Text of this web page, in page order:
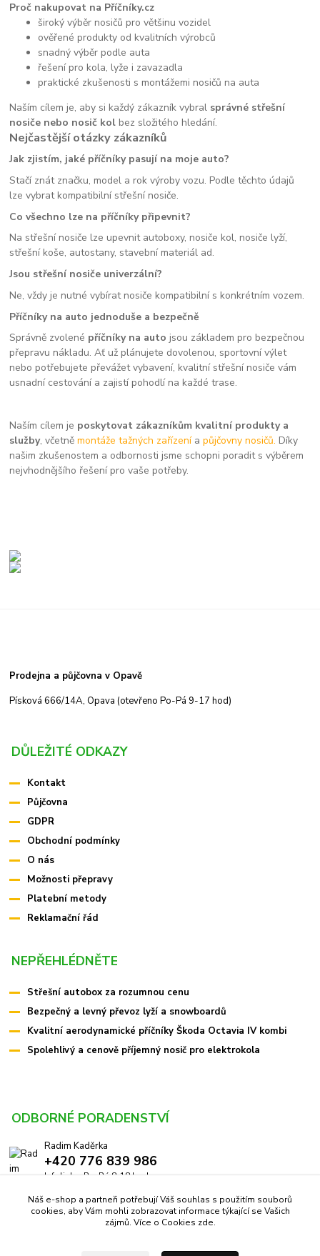
Proč nakupovat na Příčníky.cz
široký výběr nosičů pro většinu vozidel
ověřené produkty od kvalitních výrobců
snadný výběr podle auta
řešení pro kola, lyže i zavazadla
praktické zkušenosti s montážemi nosičů na auta
Naším cílem je, aby si každý zákazník vybral správné střešní
nosiče nebo nosič kol bez složitého hledání.
Nejčastější otázky zákazníků
Jak zjistím, jaké příčníky pasují na moje auto?
Stačí znát značku, model a rok výroby vozu. Podle těchto údajů
lze vybrat kompatibilní střešní nosiče.
Co všechno lze na příčníky připevnit?
Na střešní nosiče lze upevnit autoboxy, nosiče kol, nosiče lyží,
střešní koše, autostany, stavební materiál ad.
Jsou střešní nosiče univerzální?
Ne, vždy je nutné vybírat nosiče kompatibilní s konkrétním vozem.
Příčníky na auto jednoduše a bezpečně
Správně zvolené příčníky na auto jsou základem pro bezpečnou
přepravu nákladu. Ať už plánujete dovolenou, sportovní výlet
nebo potřebujete převážet vybavení, kvalitní střešní nosiče vám
usnadní cestování a zajistí pohodlí na každé trase.
Naším cílem je poskytovat zákazníkům kvalitní produkty a
služby, včetněmontáže tažných zařízení apůjčovny nosičů. Díky
našim zkušenostem a odbornosti jsme schopni poradit s výběrem
nejvhodnějšího řešení pro vaše potřeby.
Prodejna a půjčovna v Opavě
Písková 666/14A, Opava (otevřeno Po-Pá 9-17 hod)
DŮLEŽITÉ ODKAZY
Kontakt
Půjčovna
GDPR
Obchodní podmínky
O nás
Možnosti přepravy
Platební metody
Reklamační řád
NEPŘEHLÉDNĚTE
Střešní autobox za rozumnou cenu
Bezpečný a levný převoz lyží a snowboardů
Kvalitní aerodynamické příčníky Škoda Octavia IV kombi
Spolehlivý a cenově příjemný nosič pro elektrokola
ODBORNÉ PORADENSTVÍ
Radim Kaděrka
+420 776 839 986
Infolinka: Po-Pá 8-18 hod.
info@pricniky.cz
Náš e-shop a partneři potřebují Váš souhlas s použitím souborů
cookies, aby Vám mohli zobrazovat informace týkající se Vašich
zájmů. Více o Cookies zde.